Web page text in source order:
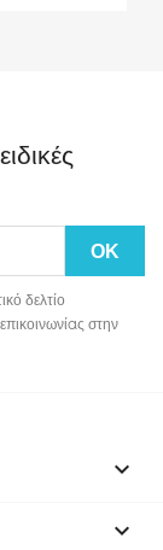
δελτίο
στην

